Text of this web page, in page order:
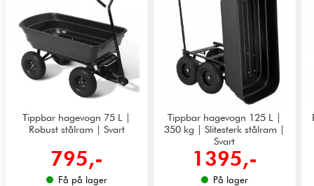
Tippbar hagevogn 75 L |
Robust stålram | Svart
795,-
Få på lager
Tippbar hagevogn 125 L |
350 kg | Slitesterk stålram |
Svart
1395,-
På lager